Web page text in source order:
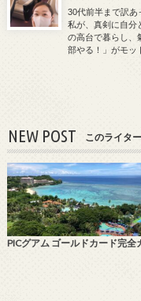
30代前半まで訳あ
私が、真剣に自分
の高台で暮らし、
部やる！」がモッ
NEW POST このライタ
PICグアム ゴールドカード完全